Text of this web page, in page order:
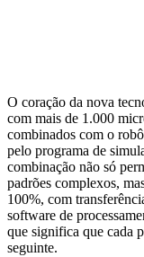
O coração da nova
com mais de 1.000
combinados com o
pelo programa de
combinação não só
padrões complexos,
100%, com
software de
que significa que cada
seguinte.